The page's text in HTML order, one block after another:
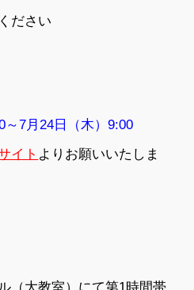
ださい
～7月24日（木）9:00
イト よりお願いいたしま
大教室）にて第1時間帯、